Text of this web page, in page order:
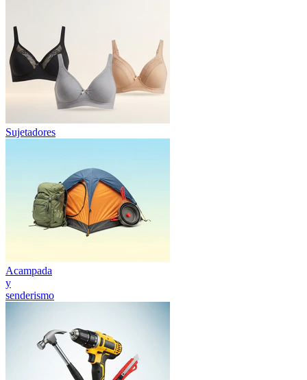
Sujetadores
Acampada
y
senderismo